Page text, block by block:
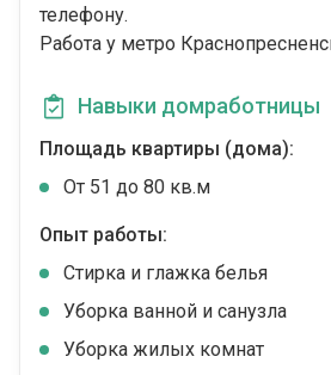
телефону.
Работа у метро
Навыки домработницы
Площадь квартиры (дома):
От 51 до 80 кв.м
Опыт работы:
Стирка и глажка белья
Уборка ванной и санузла
Уборка жилых комнат